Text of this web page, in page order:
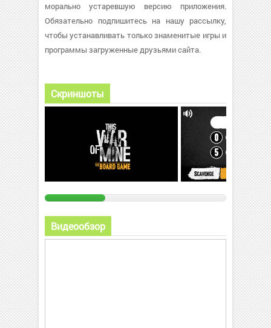
морально устаревшую версию приложения.
Обязательно подпишитесь на нашу рассылку,
чтобы устанавливать только знаменитые игры и
программы загруженные друзьями сайта.
Скриншоты
Видеообзор